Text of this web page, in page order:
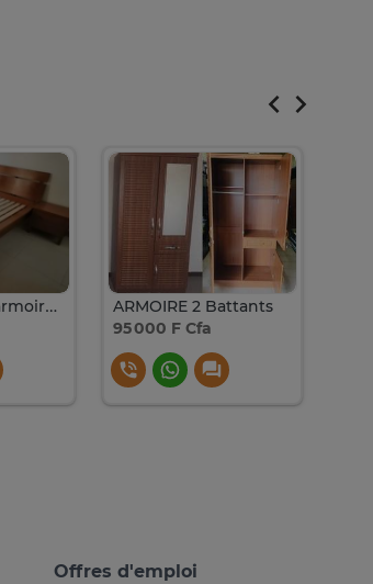
Lit 2 places + armoire 3 battants en bois massif local
ARMOIRE 2 Battants
95 000 F Cfa
Offres d'emploi